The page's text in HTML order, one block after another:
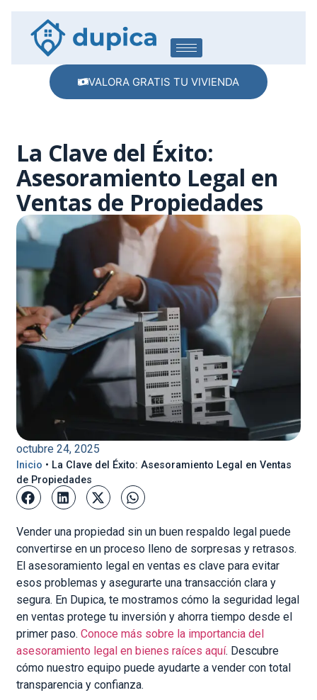
VALORA GRATIS TU VIVIENDA
La Clave del Éxito:
Asesoramiento Legal en
Ventas de Propiedades
octubre 24, 2025
Inicio • La Clave del Éxito: Asesoramiento Legal en Ventas
de Propiedades
Vender una propiedad sin un buen respaldo legal puede
convertirse en un proceso lleno de sorpresas y retrasos.
El asesoramiento legal en ventas es clave para evitar
esos problemas y asegurarte una transacción clara y
segura. En Dupica, te mostramos cómo la seguridad legal
en ventas protege tu inversión y ahorra tiempo desde el
primer paso.Conoce más sobre la importancia del
asesoramiento legal en bienes raíces aquí. Descubre
cómo nuestro equipo puede ayudarte a vender con total
transparencia y confianza.